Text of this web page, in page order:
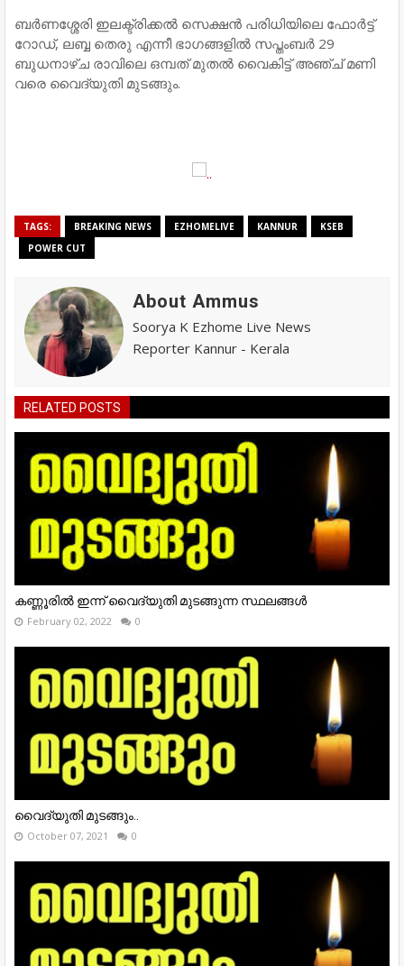
ബര്‍ണശ്ശേരി ഇലക്ട്രിക്കല്‍ സെക്ഷന്‍ പരിധിയിലെ ഫോര്‍ട്ട്
റോഡ്, ലബ്ബ തെരു എന്നീ ഭാഗങ്ങളില്‍ സപ്തംബര്‍ 29
ബുധനാഴ്ച രാവിലെ ഒമ്പത് മുതല്‍ വൈകിട്ട് അഞ്ച് മണി
വരെ വൈദ്യുതി മുടങ്ങും.
TAGS: BREAKING NEWS EZHOMELIVE KANNUR
KSEB
POWER CUT
About Ammus
Soorya K Ezhome Live News
Reporter Kannur - Kerala
RELATED POSTS
കണ്ണൂരിൽ ഇന്ന് വൈദ്യുതി മുടങ്ങുന്ന സ്ഥലങ്ങൾ
February 02, 2022 0
വൈദ്യുതി മുടങ്ങും..
October 07, 2021 0